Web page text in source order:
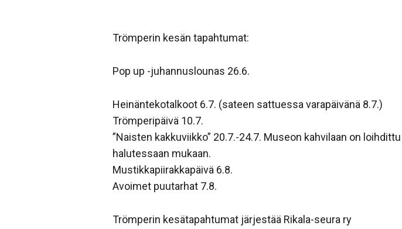
Trömperin kesän tapahtumat:
Pop up -juhannuslounas 26.6.
Heinäntekotalkoot 6.7. (sateen sattuessa varapäivänä 8.7.)
Trömperipäivä 10.7.
”Naisten kakkuviikko” 20.7.-24.7. Museon kahvilaan on
halutessaan mukaan.
Mustikkapiirakkapäivä 6.8.
Avoimet puutarhat 7.8.
Trömperin kesätapahtumat järjestää Rikala-seura ry